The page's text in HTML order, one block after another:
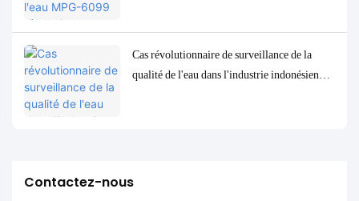
Cas révolutionnaire de surveillance de la
qualité de l'eau dans l'industrie indonésienne
Contactez-nous